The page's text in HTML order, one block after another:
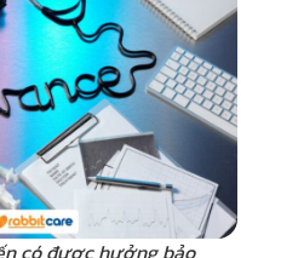
có được hưởng bảo